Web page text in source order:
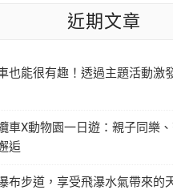
近期文章
也能很有趣！透過主題活動激
車X動物園一日遊：親子同樂
逅
布步道，享受飛瀑水氣帶來的